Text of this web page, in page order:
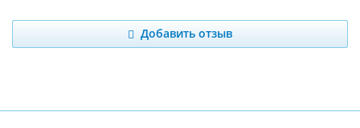
Добавить отзыв